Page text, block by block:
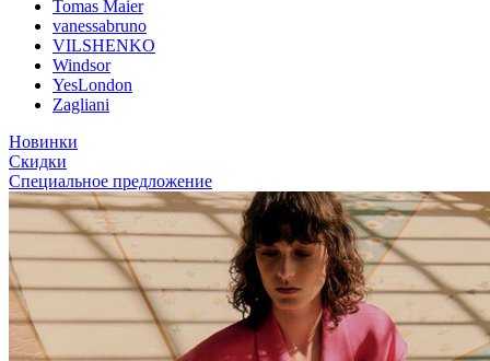
Tomas Maier
vanessabruno
VILSHENKO
Windsor
YesLondon
Zagliani
Новинки
Скидки
Специальное предложение